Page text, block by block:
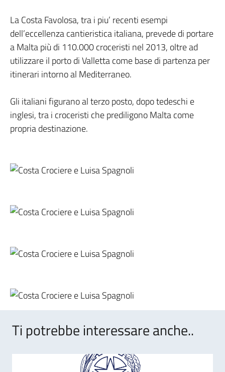
La Costa Favolosa, tra i piu’ recenti esempi
dell’eccellenza cantieristica italiana, prevede di portare
a Malta più di 110.000 croceristi nel 2013, oltre ad
utilizzare il porto di Valletta come base di partenza per
itinerari intorno al Mediterraneo.
Gli italiani figurano al terzo posto, dopo tedeschi e
inglesi, tra i croceristi che prediligono Malta come
propria destinazione.
Ti potrebbe interessare anche..